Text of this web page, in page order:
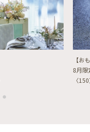
【お
8月限
〈